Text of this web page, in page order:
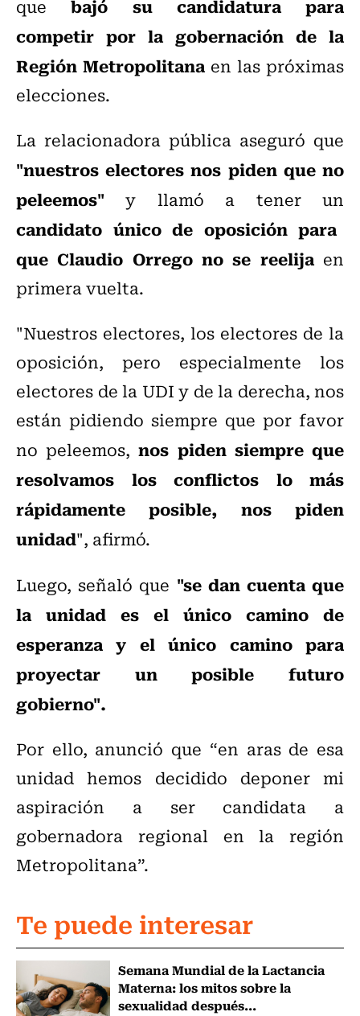
que bajó su candidatura para
competir por la gobernación de la
Región Metropolitana en las próximas
elecciones.
La relacionadora pública aseguró que
"nuestros electores nos piden que no
peleemos" y llamó a tener un
candidato único de oposición para
que Claudio Orrego no se reelijaen
primera vuelta.
"Nuestros electores, los electores de la
oposición, pero especialmente los
electores de la UDI y de la derecha, nos
están pidiendo siempre que por favor
no peleemos,nos piden siempre que
resolvamos los conflictos lo más
rápidamente posible, nos piden
unidad", afirmó.
Luego, señaló que "se dan cuenta que
la unidad es el único camino de
esperanza y el único camino para
proyectar un posible futuro
gobierno".
Por ello, anunció que “en aras de esa
unidad hemos decidido deponer mi
aspiración a ser candidata a
gobernadora regional en la región
Metropolitana”.
Te puede interesar
Semana Mundial de la Lactancia
Materna: los mitos sobre la
sexualidad después...